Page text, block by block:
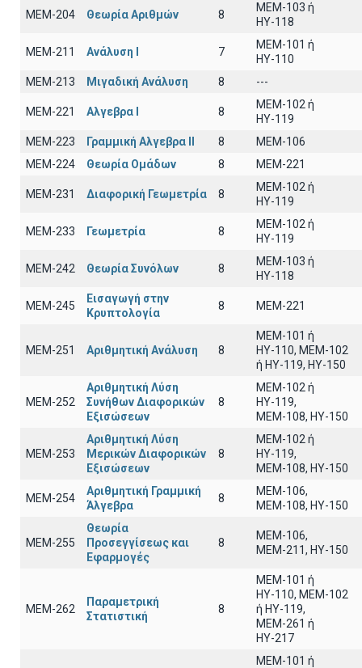
ΜΕΜ-204 Θεωρία Αριθμών 8
ΜΕΜ-103 ή
ΗΥ-118
ΜΕΜ-211 Ανάλυση Ι 7
ΜΕΜ-101 ή
ΗΥ-110
ΜΕΜ-213
Μιγαδική Ανάλυση 8 ---
ΜΕΜ-221 Αλγεβρα Ι 8
ΜΕΜ-102 ή
ΗΥ-119
ΜΕΜ-223
Γραμμική Αλγεβρα ΙΙ 8
MEM-106
ΜΕΜ-224
Θεωρία Ομάδων 8 MEM-221
ΜΕΜ-231 Διαφορική Γεωμετρία 8
MEM-102 ή
ΗΥ-119
ΜΕΜ-233 Γεωμετρία 8
MEM-102 ή
ΗΥ-119
ΜΕΜ-242 Θεωρία Συνόλων 8
ΜΕΜ-103 ή
ΗΥ-118
ΜΕΜ-245
Εισαγωγή στην
Κρυπτολογία
8 MEM-221
ΜΕΜ-251 Αριθμητική Ανάλυση 8
ΜΕΜ-101 ή
ΗΥ-110, MEM-102
ή ΗΥ-119, ΗΥ-150
ΜΕΜ-252
Αριθμητική Λύση
Συνήθων Διαφορικών
Εξισώσεων
8
MEM-102 ή
ΗΥ-119,
ΜΕΜ-108, ΗΥ-150
ΜΕΜ-253
Αριθμητική Λύση
Μερικών Διαφορικών
Εξισώσεων
8
ΜΕΜ-102 ή
ΗΥ-119,
ΜΕΜ-108, ΗΥ-150
ΜΕΜ-254
Αριθμητική Γραμμική
Άλγεβρα
8
ΜΕΜ-106,
ΜΕΜ-108, ΗΥ-150
ΜΕΜ-255
Θεωρία
Προσεγγίσεως και
Εφαρμογές
8
ΜΕΜ-106,
ΜΕΜ-211, ΗΥ-150
ΜΕΜ-262
Παραμετρική
Στατιστική
8
ΜΕΜ-101 ή
ΗΥ-110, MEM-102
ή ΗΥ-119,
ΜΕΜ-261 ή
ΗΥ-217
ΜΕΜ-101 ή